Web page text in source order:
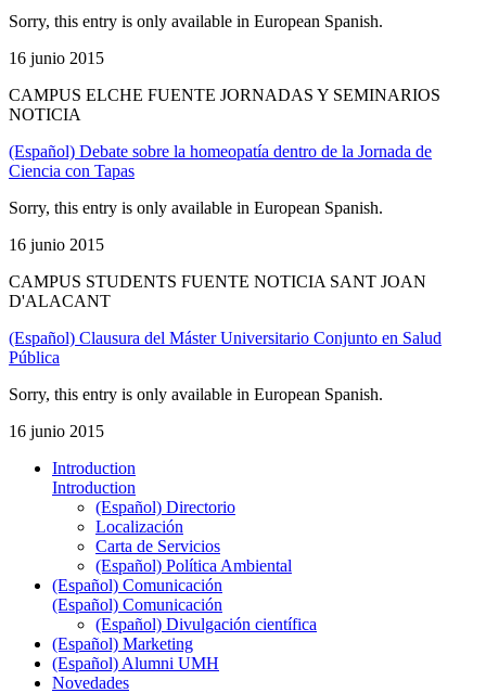
Sorry, this entry is only available in European Spanish.
16 junio 2015
CAMPUS ELCHE FUENTE JORNADAS Y SEMINARIOS
NOTICIA
(Español) Debate sobre la homeopatía dentro de la Jornada de
Ciencia con Tapas
Sorry, this entry is only available in European Spanish.
16 junio 2015
CAMPUS STUDENTS FUENTE NOTICIA SANT JOAN
D'ALACANT
(Español) Clausura del Máster Universitario Conjunto en Salud
Pública
Sorry, this entry is only available in European Spanish.
16 junio 2015
Introduction
Introduction
(Español) Directorio
Localización
Carta de Servicios
(Español) Política Ambiental
(Español) Comunicación
(Español) Comunicación
(Español) Divulgación científica
(Español) Marketing
(Español) Alumni UMH
Novedades